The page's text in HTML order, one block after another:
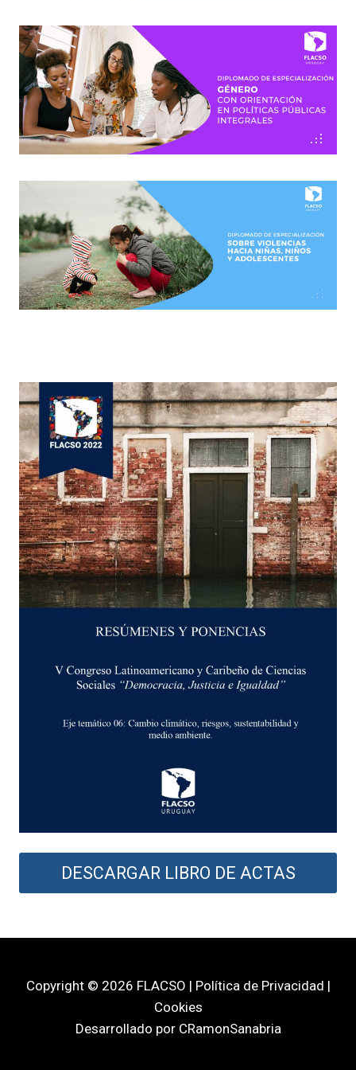
DESCARGAR LIBRO DE ACTAS
Copyright © 2026 FLACSO | Política de Privacidad |
Cookies
Desarrollado por CRamonSanabria